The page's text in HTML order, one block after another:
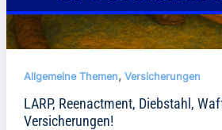
Allgemeine Themen, Versicherungen
LARP, Reenactment, Diebstahl,
Versicherungen!